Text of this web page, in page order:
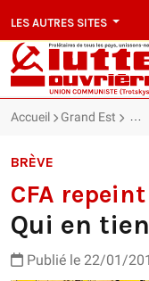
LES AUTRES SITES
Accueil Grand Est
BRÈVE
CFA
Qui en
Publié le 22/01/